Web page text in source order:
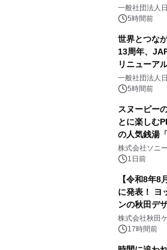
をリリース
一般社団法人
5時間前
世界とつな
13周年、
リニューア
一般社団法人
5時間前
スヌーピー
とに楽しむ
の人気銭湯
ラボレーシ
ボグッズも
株式会社ソニ
1日前
【令和8年8
に発表！ ヨ
ンの秋田デ
秋田犬の子
るパッケー
株式会社秋田
17時間前